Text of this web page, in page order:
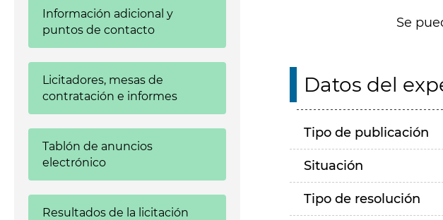
Información adicional y
puntos de contacto
Licitadores, mesas de
contratación e informes
Tablón de anuncios
electrónico
Resultados de la licitación
Se
Datos del
Tipo de publicación
Situación
Tipo de resolución